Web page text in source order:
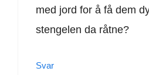
med jord for å få dem
stengelen da råtne?
Svar